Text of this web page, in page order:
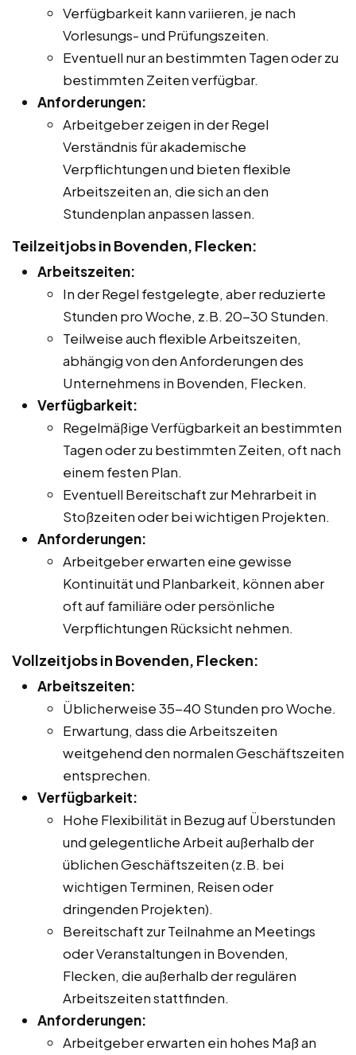
Verfügbarkeit kann variieren, je nach
Vorlesungs- und Prüfungszeiten.
Eventuell nur an bestimmten Tagen oder zu
bestimmten Zeiten verfügbar.
Anforderungen:
Arbeitgeber zeigen in der Regel
Verständnis für akademische
Verpflichtungen und bieten flexible
Arbeitszeiten an, die sich an den
Stundenplan anpassen lassen.
Teilzeitjobs in Bovenden, Flecken:
Arbeitszeiten:
In der Regel festgelegte, aber reduzierte
Stunden pro Woche, z.B. 20-30 Stunden.
Teilweise auch flexible Arbeitszeiten,
abhängig von den Anforderungen des
Unternehmens in Bovenden, Flecken.
Verfügbarkeit:
Regelmäßige Verfügbarkeit an bestimmten
Tagen oder zu bestimmten Zeiten, oft nach
einem festen Plan.
Eventuell Bereitschaft zur Mehrarbeit in
Stoßzeiten oder bei wichtigen Projekten.
Anforderungen:
Arbeitgeber erwarten eine gewisse
Kontinuität und Planbarkeit, können aber
oft auf familiäre oder persönliche
Verpflichtungen Rücksicht nehmen.
Vollzeitjobs in Bovenden, Flecken:
Arbeitszeiten:
Üblicherweise 35-40 Stunden pro Woche.
Erwartung, dass die Arbeitszeiten
weitgehend den normalen Geschäftszeiten
entsprechen.
Verfügbarkeit:
Hohe Flexibilität in Bezug auf Überstunden
und gelegentliche Arbeit außerhalb der
üblichen Geschäftszeiten (z.B. bei
wichtigen Terminen, Reisen oder
dringenden Projekten).
Bereitschaft zur Teilnahme an Meetings
oder Veranstaltungen in Bovenden,
Flecken, die außerhalb der regulären
Arbeitszeiten stattfinden.
Anforderungen:
Arbeitgeber erwarten ein hohes Maß an